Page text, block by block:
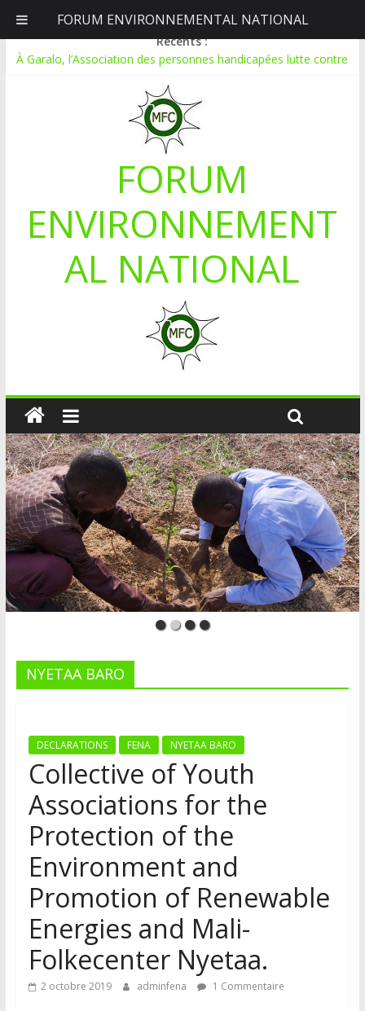
dimanche, août 9, 2026
Récents :
À Garalo, l’Association des personnes handicapées lutte contre
APPEL A CANDIDATURE POUR UN STAGE EN
Le blogging au service de l’écologie : Benbere montre la voie
Inondations : le Mali déclare l’état de catastrophe nationale
Mali-Folkecenter Nyetaa initie 20 jeunes à la protection de
FORUM
ENVIRONNEMENT
AL NATIONAL
NYETAA BARO
DECLARATIONS FENA NYETAA BARO
Collective of Youth
Associations for the
Protection of the
Environment and
Promotion of Renewable
Energies and Mali-
Folkecenter Nyetaa.
2 octobre 2019 adminfena 1 Commentaire
FORUM ENVIRONNEMENTAL NATIONAL